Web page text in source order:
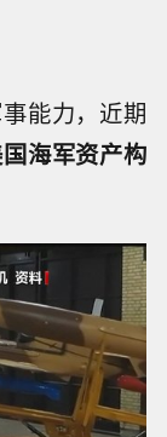
能力，近期
海军资产构